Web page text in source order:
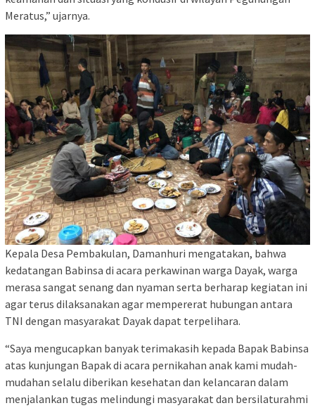
Meratus,” ujarnya.
Kepala Desa Pembakulan, Damanhuri mengatakan, bahwa
kedatangan Babinsa di acara perkawinan warga Dayak, warga
merasa sangat senang dan nyaman serta berharap kegiatan ini
agar terus dilaksanakan agar mempererat hubungan antara
TNI dengan masyarakat Dayak dapat terpelihara.
“Saya mengucapkan banyak terimakasih kepada Bapak Babinsa
atas kunjungan Bapak di acara pernikahan anak kami mudah-
mudahan selalu diberikan kesehatan dan kelancaran dalam
menjalankan tugas melindungi masyarakat dan bersilaturahmi